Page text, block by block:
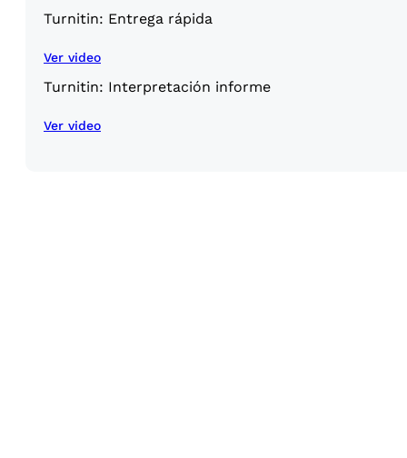
Turnitin: Entrega rápida
Ver video
Turnitin: Interpretación informe
Ver video